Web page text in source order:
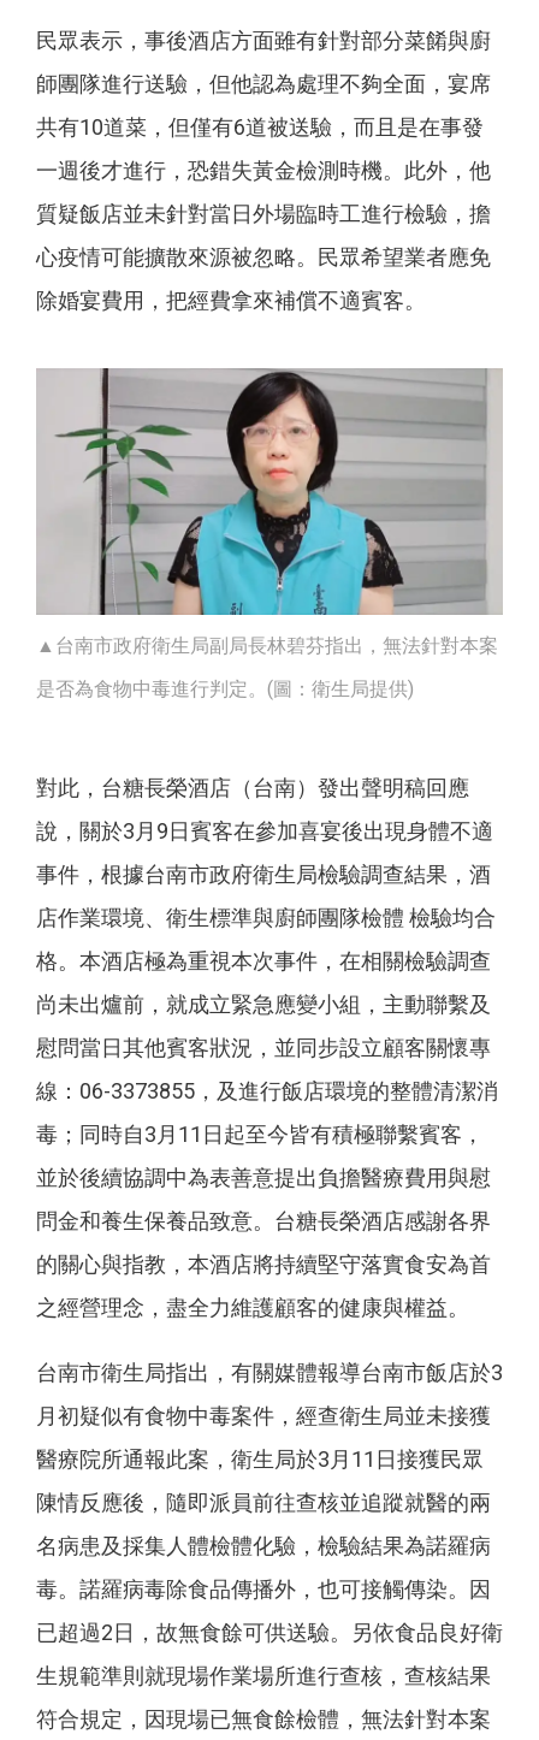
民眾表示，事後酒店方面雖有針對部分菜餚與廚
師團隊進行送驗，但他認為處理不夠全面，宴席
共有10道菜，但僅有6道被送驗，而且是在事發
一週後才進行，恐錯失黃金檢測時機。此外，他
質疑飯店並未針對當日外場臨時工進行檢驗，擔
心疫情可能擴散來源被忽略。民眾希望業者應免
除婚宴費用，把經費拿來補償不適賓客。
▲台南市政府衛生局副局長林碧芬指出，無法針對本案
是否為食物中毒進行判定。(圖：衛生局提供)
對此，台糖長榮酒店（台南）發出聲明稿回應
說，關於3月9日賓客在參加喜宴後出現身體不適
事件，根據台南市政府衛生局檢驗調查結果，酒
店作業環境、衛生標準與廚師團隊檢體 檢驗均合
格。本酒店極為重視本次事件，在相關檢驗調查
尚未出爐前，就成立緊急應變小組，主動聯繫及
慰問當日其他賓客狀況，並同步設立顧客關懷專
線：06-3373855，及進行飯店環境的整體清潔消
毒；同時自3月11日起至今皆有積極聯繫賓客，
並於後續協調中為表善意提出負擔醫療費用與慰
問金和養生保養品致意。台糖長榮酒店感謝各界
的關心與指教，本酒店將持續堅守落實食安為首
之經營理念，盡全力維護顧客的健康與權益。
台南市衛生局指出，有關媒體報導台南市飯店於3
月初疑似有食物中毒案件，經查衛生局並未接獲
醫療院所通報此案，衛生局於3月11日接獲民眾
陳情反應後，隨即派員前往查核並追蹤就醫的兩
名病患及採集人體檢體化驗，檢驗結果為諾羅病
毒。諾羅病毒除食品傳播外，也可接觸傳染。因
已超過2日，故無食餘可供送驗。另依食品良好衛
生規範準則就現場作業場所進行查核，查核結果
符合規定，因現場已無食餘檢體，無法針對本案